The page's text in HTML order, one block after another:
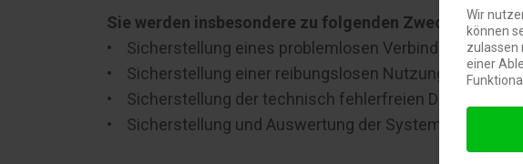
Sie werden insbesondere zu folgenden Zwecken
• Sicherstellung eines problemlosen
• Sicherstellung einer reibungslosen Nutzung unserer
• Sicherstellung der technisch fehlerfreien Darstellung
• Sicherstellung und Auswertung der Systemsicherheit
Wir
können
zulassen
einer